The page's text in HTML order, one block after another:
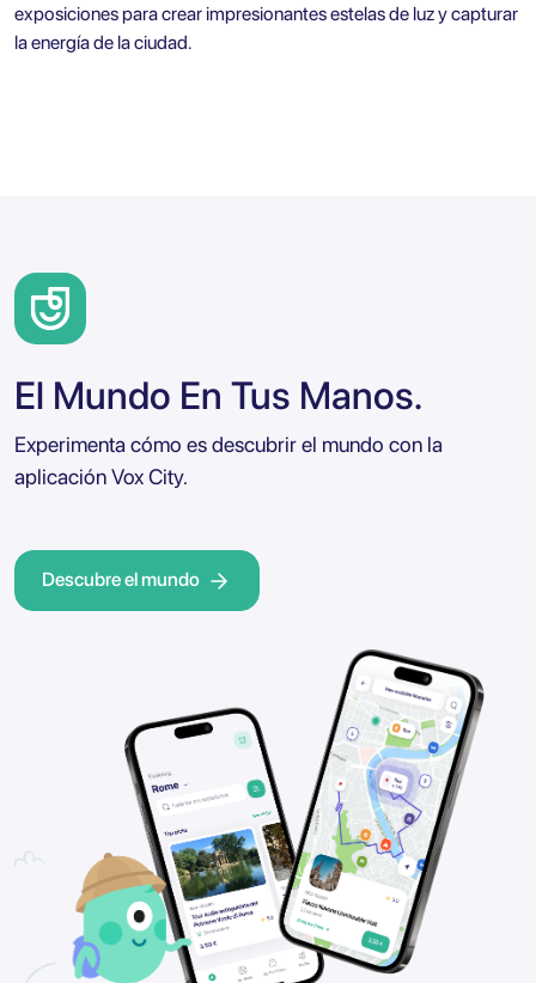
exposiciones para crear impresionantes estelas de luz y capturar
la energía de la ciudad.
El Mundo En Tus Manos.
Experimenta cómo es descubrir el mundo con la
aplicación Vox City.
Descubre el mundo